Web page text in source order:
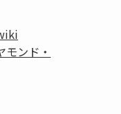
ンド・